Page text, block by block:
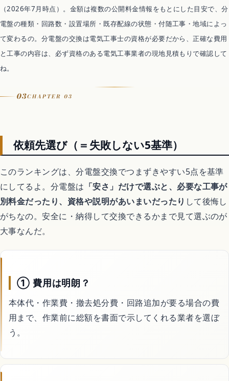
効果
負担区分を確認でき不要な自己負担を防げる
時期
症状に気づいたら放置せずすぐ管理会社へ連絡
注意
（2026年7月時点）。金額は複数の公開料金情報をもとにした目安で、分
電盤の種類・回路数・設置場所・既存配線の状態・付随工事・地域によっ
て変わるの。分電盤の交換は電気工事士の資格が必要だから、正確な費用
と工事の内容は、必ず資格のある電気工事業者の現地見積もりで確認して
ね。
03CHAPTER 03
依頼先選び（＝失敗しない5基準）
このランキングは、分電盤交換でつまずきやすい5点を基準
にしてるよ。分電盤は 「安さ」だけで選ぶと、必要な工事が
別料金だったり、資格や説明があいまいだったり して後悔し
がちなの。安全に・納得して交換できるかまで見て選ぶのが
大事なんだ。
① 費用は明朗？
本体代・作業費・撤去処分費・回路追加が要る場合の費
用まで、作業前に総額を書面で示してくれる業者を選ぼ
う。